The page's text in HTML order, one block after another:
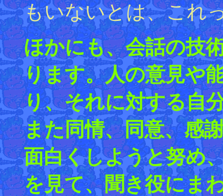
もいないとは、これ
ほかにも、会話の技
ります。人の意見や
り、それに対する自
また同情、同意、感
面白くしようと努め
を見て、聞き役にま